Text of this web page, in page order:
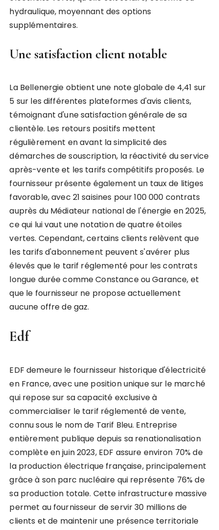
hydraulique, moyennant des options
supplémentaires.
Une satisfaction client notable
La Bellenergie obtient une note globale de 4,41 sur
5 sur les différentes plateformes d'avis clients,
témoignant d'une satisfaction générale de sa
clientèle. Les retours positifs mettent
régulièrement en avant la simplicité des
démarches de souscription, la réactivité du service
après-vente et les tarifs compétitifs proposés. Le
fournisseur présente également un taux de litiges
favorable, avec 21 saisines pour 100 000 contrats
auprès du Médiateur national de l'énergie en 2025,
ce qui lui vaut une notation de quatre étoiles
vertes. Cependant, certains clients relèvent que
les tarifs d'abonnement peuvent s'avérer plus
élevés que le tarif réglementé pour les contrats
longue durée comme Constance ou Garance, et
que le fournisseur ne propose actuellement
aucune offre de gaz.
Edf
EDF demeure le fournisseur historique d'électricité
en France, avec une position unique sur le marché
qui repose sur sa capacité exclusive à
commercialiser le tarif réglementé de vente,
connu sous le nom de Tarif Bleu. Entreprise
entièrement publique depuis sa renationalisation
complète en juin 2023, EDF assure environ 70% de
la production électrique française, principalement
grâce à son parc nucléaire qui représente 76% de
sa production totale. Cette infrastructure massive
permet au fournisseur de servir 30 millions de
clients et de maintenir une présence territoriale